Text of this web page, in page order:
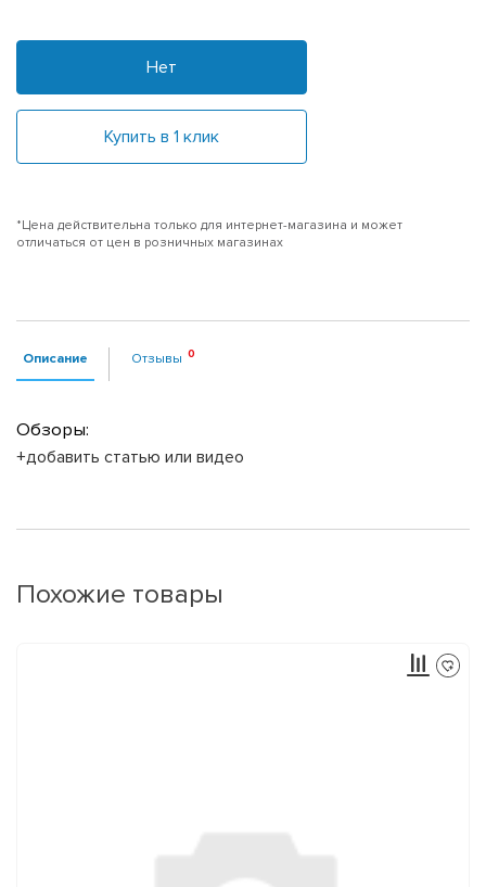
Нет
Купить в 1 клик
*Цена действительна только для интернет-магазина и может
отличаться от цен в розничных магазинах
Описание Отзывы
Обзоры:
+добавить статью или видео
Похожие товары